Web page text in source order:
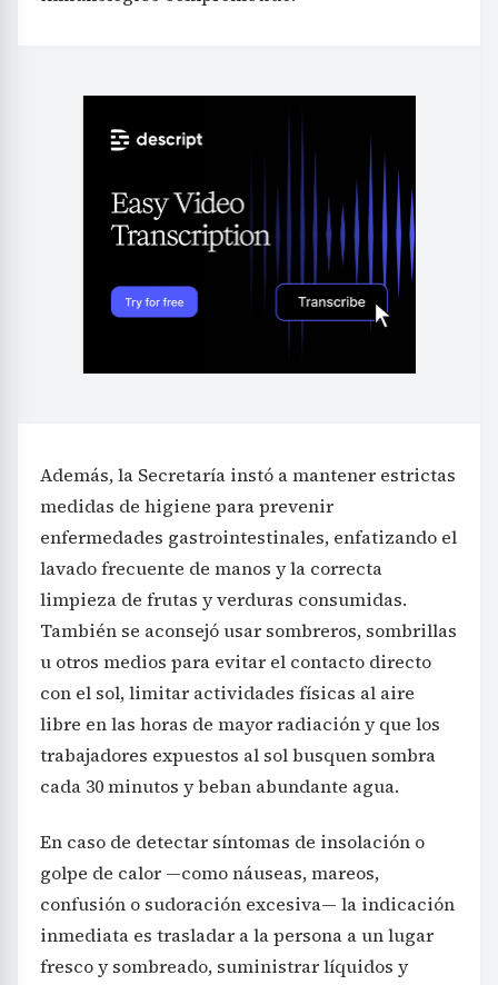
Además, la Secretaría instó a mantener estrictas
medidas de higiene para prevenir
enfermedades gastrointestinales, enfatizando el
lavado frecuente de manos y la correcta
limpieza de frutas y verduras consumidas.
También se aconsejó usar sombreros, sombrillas
u otros medios para evitar el contacto directo
con el sol, limitar actividades físicas al aire
libre en las horas de mayor radiación y que los
trabajadores expuestos al sol busquen sombra
cada 30 minutos y beban abundante agua.
En caso de detectar síntomas de insolación o
golpe de calor —como náuseas, mareos,
confusión o sudoración excesiva— la indicación
inmediata es trasladar a la persona a un lugar
fresco y sombreado, suministrar líquidos y